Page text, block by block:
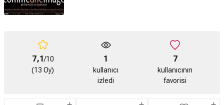
7,1/10
(13 Oy)
1
kullanıcı
izledi
7
kullanıcının
favorisi